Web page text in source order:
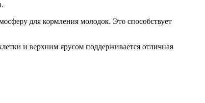
для кормления молодок. Это способствует
и верхним ярусом поддерживается отличная